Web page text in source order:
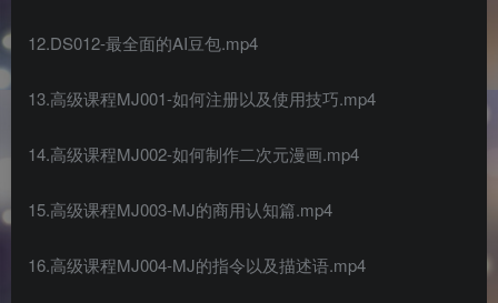
12.DS012-最全面的AI豆包.mp4
13.高级课程MJ001-如何注册以及使用技巧.mp4
14.高级课程MJ002-如何制作二次元漫画.mp4
15.高级课程MJ003-MJ的商用认知篇.mp4
16.高级课程MJ004-MJ的指令以及描述语.mp4